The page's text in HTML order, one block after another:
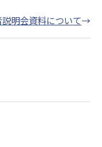
明会資料について→